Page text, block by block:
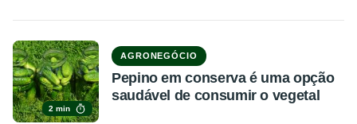
2 min
AGRONEGÓCIO
Pepino em conserva é uma opção
saudável de consumir o vegetal